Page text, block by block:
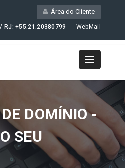
Área do Cliente
RJ: +55.21.20380799 WebMail
DOMÍNIO -
SEU